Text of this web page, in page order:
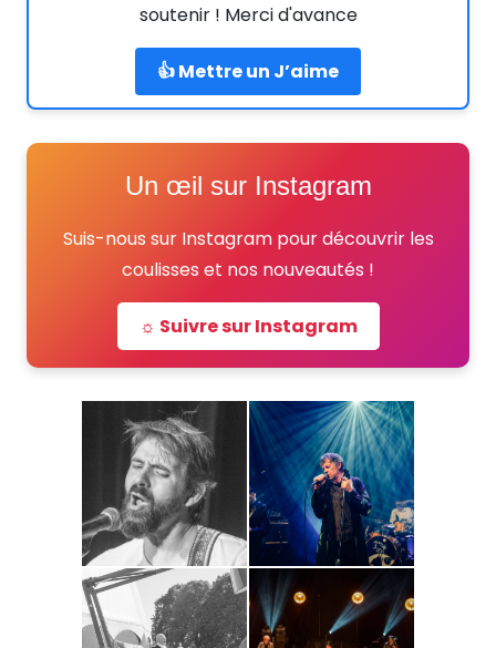
soutenir ! Merci d'avance
👍 Mettre un J’aime
Un œil sur Instagram
Suis-nous sur Instagram pour découvrir les
coulisses et nos nouveautés !
☼ Suivre sur Instagram